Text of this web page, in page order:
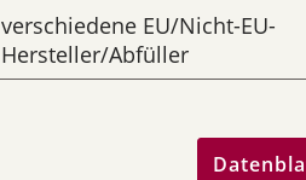
verschiedene EU/Nicht-EU-
Hersteller/Abfüller